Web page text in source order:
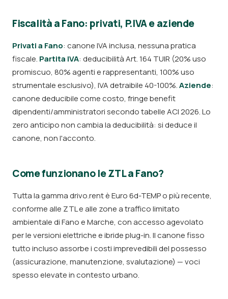
Fiscalità a Fano: privati, P.IVA e aziende
Privati a Fano: canone IVA inclusa, nessuna pratica
fiscale. Partita IVA: deducibilità Art. 164 TUIR (20% uso
promiscuo, 80% agenti e rappresentanti, 100% uso
strumentale esclusivo), IVA detraibile 40-100%.Aziende:
canone deducibile come costo, fringe benefit
dipendenti/amministratori secondo tabelle ACI 2026. Lo
zero anticipo non cambia la deducibilità: si deduce il
canone, non l'acconto.
Come funzionano le ZTL a Fano?
Tutta la gamma drivo.rent è Euro 6d-TEMP o più recente,
conforme alle ZTL e alle zone a traffico limitato
ambientale di Fano e Marche, con accesso agevolato
per le versioni elettriche e ibride plug-in. Il canone fisso
tutto incluso assorbe i costi imprevedibili del possesso
(assicurazione, manutenzione, svalutazione) — voci
spesso elevate in contesto urbano.